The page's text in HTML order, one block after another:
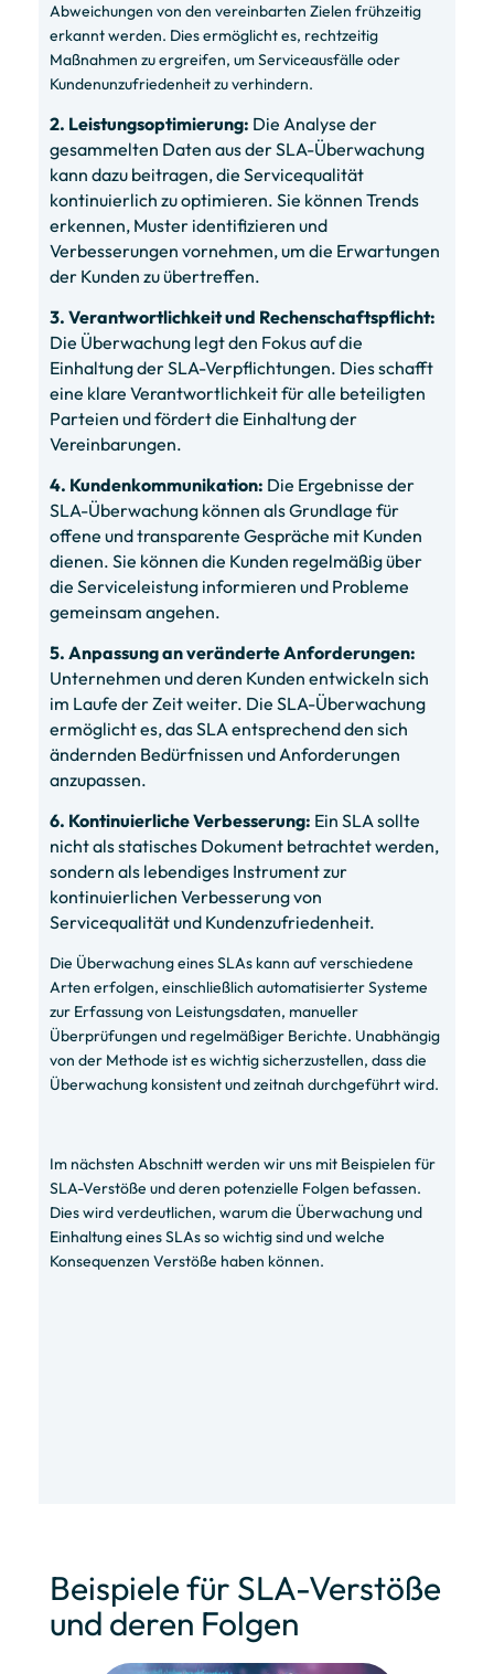
Abweichungen von den vereinbarten Zielen frühzeitig
erkannt werden. Dies ermöglicht es, rechtzeitig
Maßnahmen zu ergreifen, um Serviceausfälle oder
Kundenunzufriedenheit zu verhindern.
2. Leistungsoptimierung: Die Analyse der
gesammelten Daten aus der SLA-Überwachung
kann dazu beitragen, die Servicequalität
kontinuierlich zu optimieren. Sie können Trends
erkennen, Muster identifizieren und
Verbesserungen vornehmen, um die Erwartungen
der Kunden zu übertreffen.
3. Verantwortlichkeit und Rechenschaftspflicht:
Die Überwachung legt den Fokus auf die
Einhaltung der SLA-Verpflichtungen. Dies schafft
eine klare Verantwortlichkeit für alle beteiligten
Parteien und fördert die Einhaltung der
Vereinbarungen.
4. Kundenkommunikation: Die Ergebnisse der
SLA-Überwachung können als Grundlage für
offene und transparente Gespräche mit Kunden
dienen. Sie können die Kunden regelmäßig über
die Serviceleistung informieren und Probleme
gemeinsam angehen.
5. Anpassung an veränderte Anforderungen:
Unternehmen und deren Kunden entwickeln sich
im Laufe der Zeit weiter. Die SLA-Überwachung
ermöglicht es, das SLA entsprechend den sich
ändernden Bedürfnissen und Anforderungen
anzupassen.
6. Kontinuierliche Verbesserung: Ein SLA sollte
nicht als statisches Dokument betrachtet werden,
sondern als lebendiges Instrument zur
kontinuierlichen Verbesserung von
Servicequalität und Kundenzufriedenheit.
Die Überwachung eines SLAs kann auf verschiedene
Arten erfolgen, einschließlich automatisierter Systeme
zur Erfassung von Leistungsdaten, manueller
Überprüfungen und regelmäßiger Berichte. Unabhängig
von der Methode ist es wichtig sicherzustellen, dass die
Überwachung konsistent und zeitnah durchgeführt wird.
Im nächsten Abschnitt werden wir uns mit Beispielen für
SLA-Verstöße und deren potenzielle Folgen befassen.
Dies wird verdeutlichen, warum die Überwachung und
Einhaltung eines SLAs so wichtig sind und welche
Konsequenzen Verstöße haben können.
Beispiele für SLA-Verstöße
und deren Folgen